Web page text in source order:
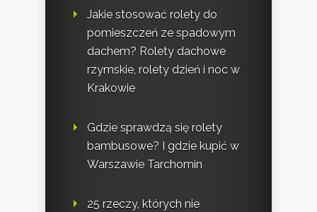
Jakie stosować rolety do
pomieszczeń ze spadowym
dachem? Rolety dachowe
rzymskie, rolety dzień i noc w
Krakowie
Gdzie sprawdzą się rolety
bambusowe? I gdzie kupić w
Warszawie Tarchomin
25 rzeczy, których nie